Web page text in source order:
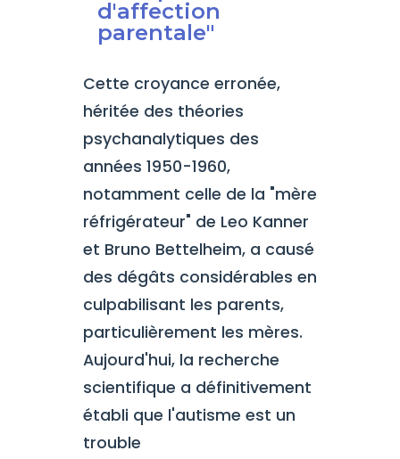
d'affection
parentale"
Cette croyance erronée,
héritée des théories
psychanalytiques des
années 1950-1960,
notamment celle de la "mère
réfrigérateur" de Leo Kanner
et Bruno Bettelheim, a causé
des dégâts considérables en
culpabilisant les parents,
particulièrement les mères.
Aujourd'hui, la recherche
scientifique a définitivement
établi que l'autisme est un
trouble